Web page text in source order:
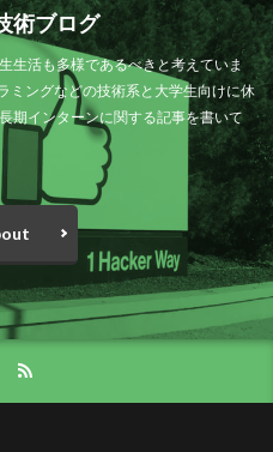
術ブログ
生活も多様であるべきと考えていま
ミングなどの技術系と大学生向けに休
期インターンに関する記事を書いて